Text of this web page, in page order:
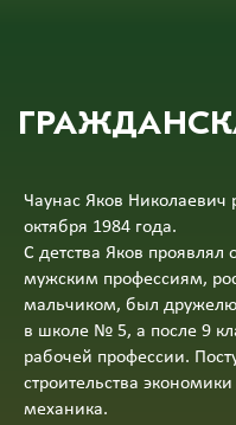
Чаунас Яков Николаевич
октября 1984 года.
С детства Яков
мужским профессиям,
мальчиком, был
в школе № 5, а после 9
рабочей профессии.
строительства
механика.